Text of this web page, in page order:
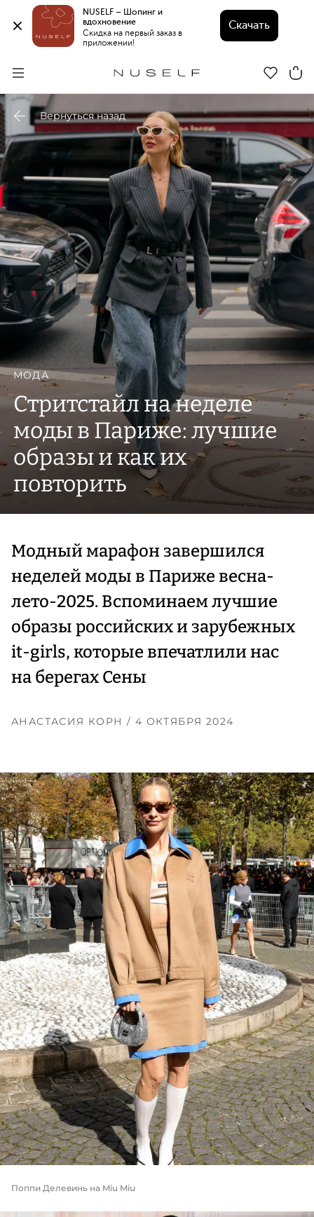
NUSELF – Шопинг и
вдохновение
Скидка на первый заказ в
приложении!
Скачать
Вернуться назад
МОДА
Стритстайл на неделе
моды в Париже: лучшие
образы и как их
повторить
Модный марафон завершился
неделей моды в Париже весна-
лето-2025. Вспоминаем лучшие
образы российских и зарубежных
it-girls, которые впечатлили нас
на берегах Сены
АНАСТАСИЯ КОРН / 4 ОКТЯБРЯ 2024
Поппи Делевинь на Miu Miu